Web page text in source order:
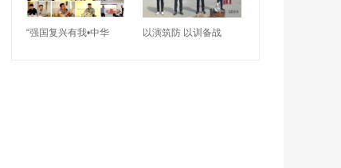
“强国复兴有我•中华 以演筑防 以训备战